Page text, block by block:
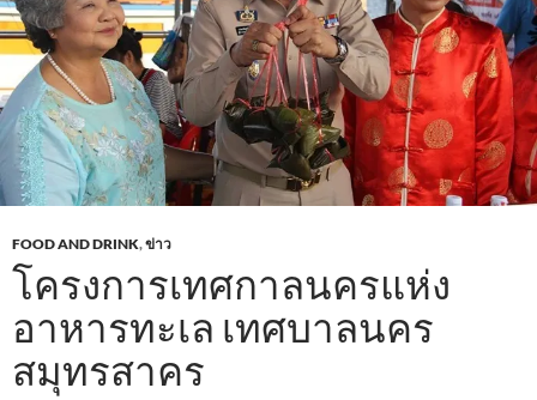
FOOD AND DRINK,ข่าว
โครงการเทศกาลนครแห่ง
อาหารทะเล เทศบาลนคร
สมุทรสาคร